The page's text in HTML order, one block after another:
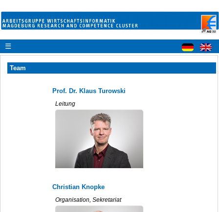
☰
Team
Prof. Dr. Klaus Turowski
Leitung
Christian Knopke
Organisation, Sekretariat